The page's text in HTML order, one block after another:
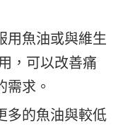
用魚油或與維生
，可以改善痛
求。
多的魚油與較低